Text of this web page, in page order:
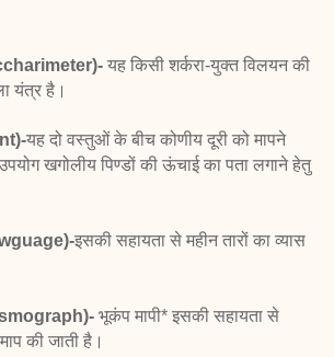
यह किसी शर्करा-युक्तविलयन की
यंत्र है।
यह दो वस्तुओं के बीच कोणीय दूरी को मापने
खगोलीय पिण्डों की ऊंचाई का पता लगाने हेतु
इसकी सहायता से महीन तारों का व्यास
भूकंप मापी* इसकी सहायता से
की जाती है।